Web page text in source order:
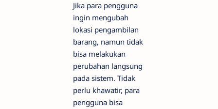
Jika para pengguna
ingin mengubah
lokasi pengambilan
barang, namun tidak
bisa melakukan
perubahan langsung
pada sistem. Tidak
perlu khawatir, para
pengguna bisa